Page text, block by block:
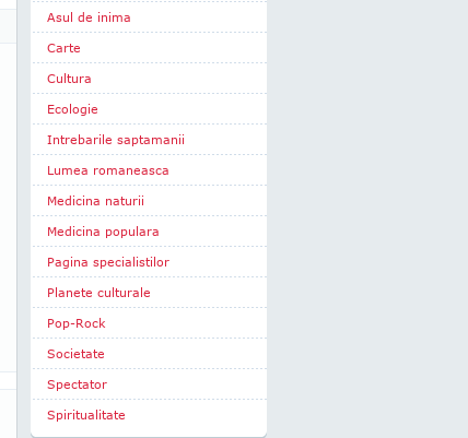
Asul de inima
Carte
Cultura
Ecologie
Intrebarile saptamanii
Lumea romaneasca
Medicina naturii
Medicina populara
Pagina specialistilor
Planete culturale
Pop-Rock
Societate
Spectator
Spiritualitate